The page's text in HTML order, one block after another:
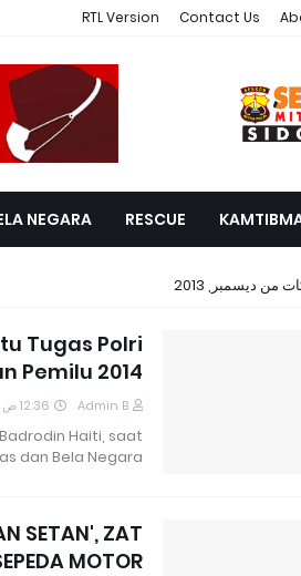
Contact Us
RTL Version
RESCUE
NEGARA
ديسمبر, 2013
Tugas Polri
Pemilu 2014
Admin B 12:36 ص
Haiti, saat
dan Bela Negara…
SETAN', ZAT
MOTOR